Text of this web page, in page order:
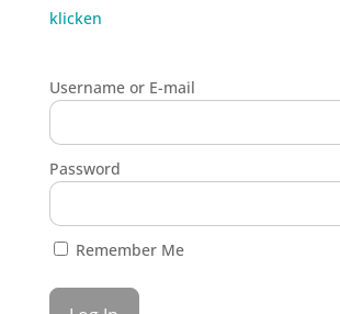
klicken
Username or E-mail
Password
Remember Me